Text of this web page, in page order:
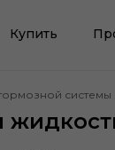
Купить
системы